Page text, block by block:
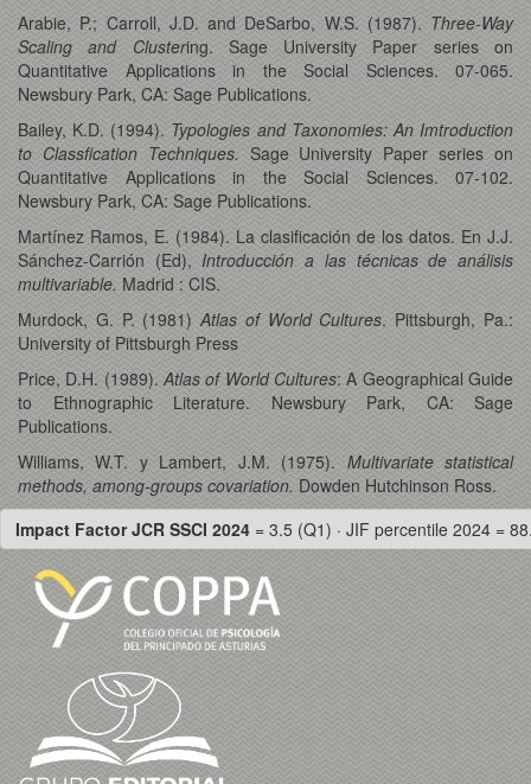
Arabie, P.; Carroll, J.D. and DeSarbo, W.S. (1987). Three-Way
Scaling and
Clustering. Sage University Paper series on
Quantitative Applications in the Social Sciences. 07-065.
Newsbury Park, CA: Sage Publications.
Bailey, K.D. (1994). Typologies and Taxonomies: An Imtroduction
to Classfication Techniques. Sage University Paper series on
Quantitative Applications in the Social Sciences. 07-102.
Newsbury Park, CA: Sage Publications.
Martínez Ramos, E. (1984). La clasificación de los datos. En J.J.
Sánchez-Carrión (Ed), Introducción a las técnicas de análisis
multivariable. Madrid : CIS.
Murdock, G. P. (1981)Atlas of World Cultures. Pittsburgh, Pa.:
University of Pittsburgh Press
Price, D.H. (1989). Atlas of World Cultures: A Geographical Guide
to Ethnographic Literature. Newsbury Park, CA: Sage
Publications.
Williams, W.T. y Lambert, J.M. (1975). Multivariate statistical
methods, among-groups covariation. Dowden Hutchinson Ross.
Impact Factor JCR SSCI 2024 = 3.5 (Q1) · JIF percentile 2024 =